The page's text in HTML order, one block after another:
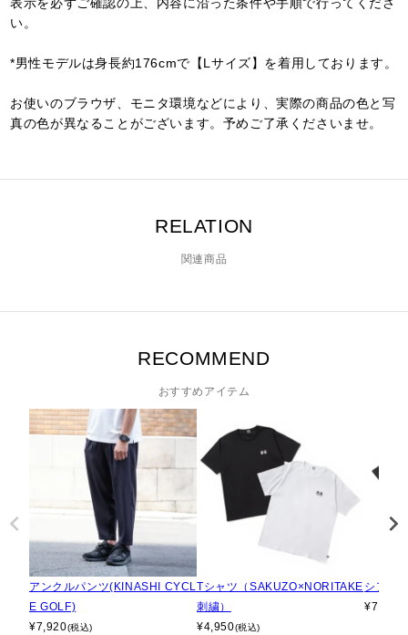
表示を必ずご確認の上、内容に沿った条件や手順で行ってくださ
い。
*男性モデルは身長約176cmで【Lサイズ】を着用しております。
お使いのブラウザ、モニタ環境などにより、実際の商品の色と写
真の色が異なることがございます。予めご了承くださいませ。
RELATION
関連商品
RECOMMEND
おすすめアイテム
アンクルパンツ(KINASHI CYCL
E GOLF)
¥7,920(税込)
Tシャツ（SAKUZO×NORITAKE
刺繍）
¥4,950(税込)
シアサ
¥7,480